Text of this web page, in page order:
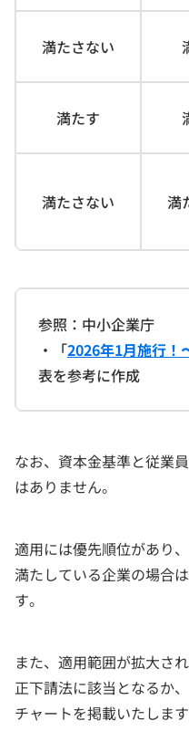
満たさない
満たす
満たさない 満
参照：中小企業庁
・「2026年1月施行！
表を参考に作成
なお、資本金基準と従業
はありません。
適用には優先順位があり
満たしている企業の場合
す。
また、適用範囲が拡大さ
正下請法に該当となるか
チャートを掲載いたしま